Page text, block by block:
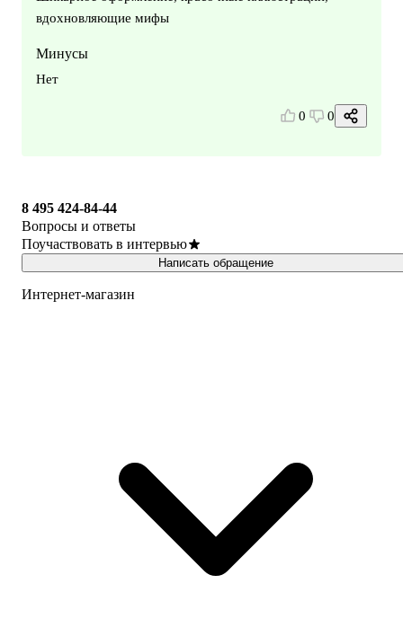
вдохновляющие мифы
Минусы
Нет
0 0
8 495 424-84-44
Вопросы и ответы
Поучаствовать в интервью
Написать обращение
Интернет-магазин